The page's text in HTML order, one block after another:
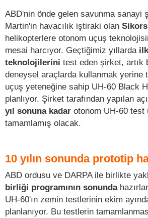
ABD'nin önde gelen savunma sanayi
Martin'in havacılık iştiraki olan
helikopterlere otonom uçuş
mesai harcıyor. Geçtiğimiz yıllarda
teknolojilerini test eden şirket, artık
deneysel araçlarda kullanmak yerine
uçuş yeteneğine sahip UH-60 Black
planlıyor. Şirket tarafından yapılan
yıl sonuna kadar otonom UH-60 test
tamamlamış olacak.
10 yılın sonunda prototip
ABD ordusu ve DARPA ile birlikte
birliği programının sonunda
UH-60'ın zemin testlerinin ekim
planlanıyor. Bu testlerin